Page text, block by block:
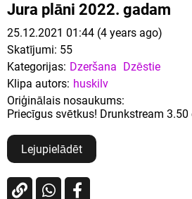
Jura plāni 2022. gadam
25.12.2021 01:44 (4 years ago)
Skatījumi: 55
Kategorijas: Dzeršana Dzēstie
Klipa autors: huskilv
Oriģinālais nosaukums:
Priecīgus svētkus! Drunkstream 3.50
Lejupielādēt